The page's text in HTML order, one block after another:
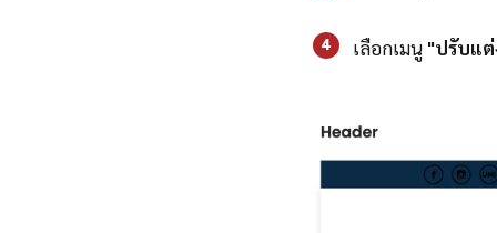
4 เลือกเมนู "ปรับแต่